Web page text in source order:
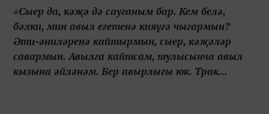
«Сыер да, кәҗә дә сауганым бар. Кем белә,
бәлки, мин авыл егетенә кияүгә чыгармын?
Әти-әниләренә кайтырмын, сыер, кәҗәләр
савармын. Авылга кайтсам, тулысынча авыл
кызына әйләнәм. Бер авырлыгы юк. Трак...